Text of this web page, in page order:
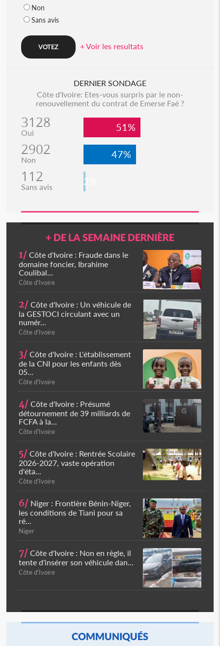
Non
Sans avis
+ Voir les resultats
DERNIER SONDAGE
Côte d'Ivoire: Etes-vous surpris par le non-
renouvellement du contrat de Emerse Faé ?
3128
Oui 51%
2902
Non 47%
112
Sans avis 2%
+ DE LA SEMAINE DERNIÈRE
1/ Côte d'Ivoire : Fraude dans le
domaine foncier, Ibrahime
Coulibal...
Côte d'Ivoire
2/ Côte d'Ivoire : Un véhicule de
la GESTOCI circulant avec un
numér...
Côte d'Ivoire
3/ Côte d'Ivoire : L'établissement
de la CNI pour les enfants dès
05...
Côte d'Ivoire
4/ Côte d'Ivoire : Présumé
détournement de 39 milliards de
FCFA à la...
Côte d'Ivoire
5/ Côte d'Ivoire : Rentrée Scolaire
2026-2027, vaste opération
d'éta...
Côte d'Ivoire
6/ Niger : Frontière Bénin-Niger,
les conditions de Tiani pour sa
ré...
Niger
7/ Côte d'Ivoire : Non en règle, il
tente d'insérer son véhicule dan...
Côte d'Ivoire
COMMUNIQUÉS